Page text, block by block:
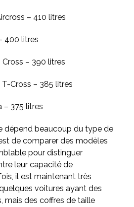
– 410 litres
400 litres
Cross – 390 litres
Cross – 385 litres
– 375 litres
dépend beaucoup du type de
de comparer des modèles
pour distinguer
leur capacité de
il est maintenant très
voitures ayant des
mais des coffres de taille